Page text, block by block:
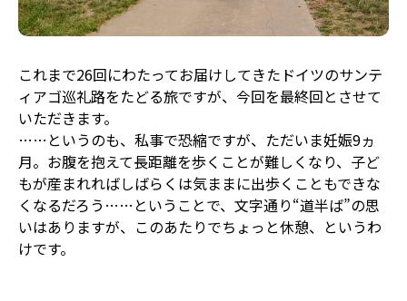
これまで26回にわたってお届けしてきたドイツのサンテ
ィアゴ巡礼路をたどる旅ですが、今回を最終回とさせて
いただきます。
……というのも、私事で恐縮ですが、ただいま妊娠9ヵ
月。お腹を抱えて長距離を歩くことが難しくなり、子ど
もが産まれればしばらくは気ままに出歩くこともできな
くなるだろう……ということで、文字通り“道半ば”の思
いはありますが、このあたりでちょっと休憩、というわ
けです。